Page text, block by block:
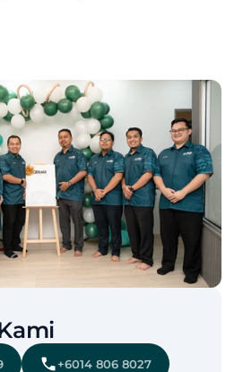
+6014 806 8027